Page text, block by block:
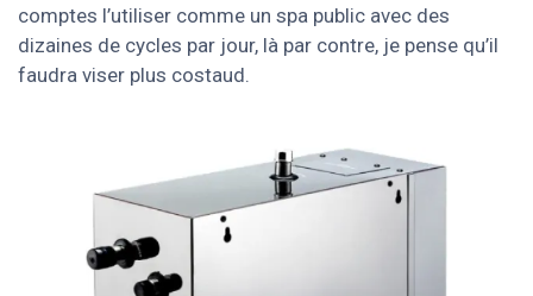
comptes l’utiliser comme un spa public avec des
dizaines de cycles par jour, là par contre, je pense qu’il
faudra viser plus costaud.